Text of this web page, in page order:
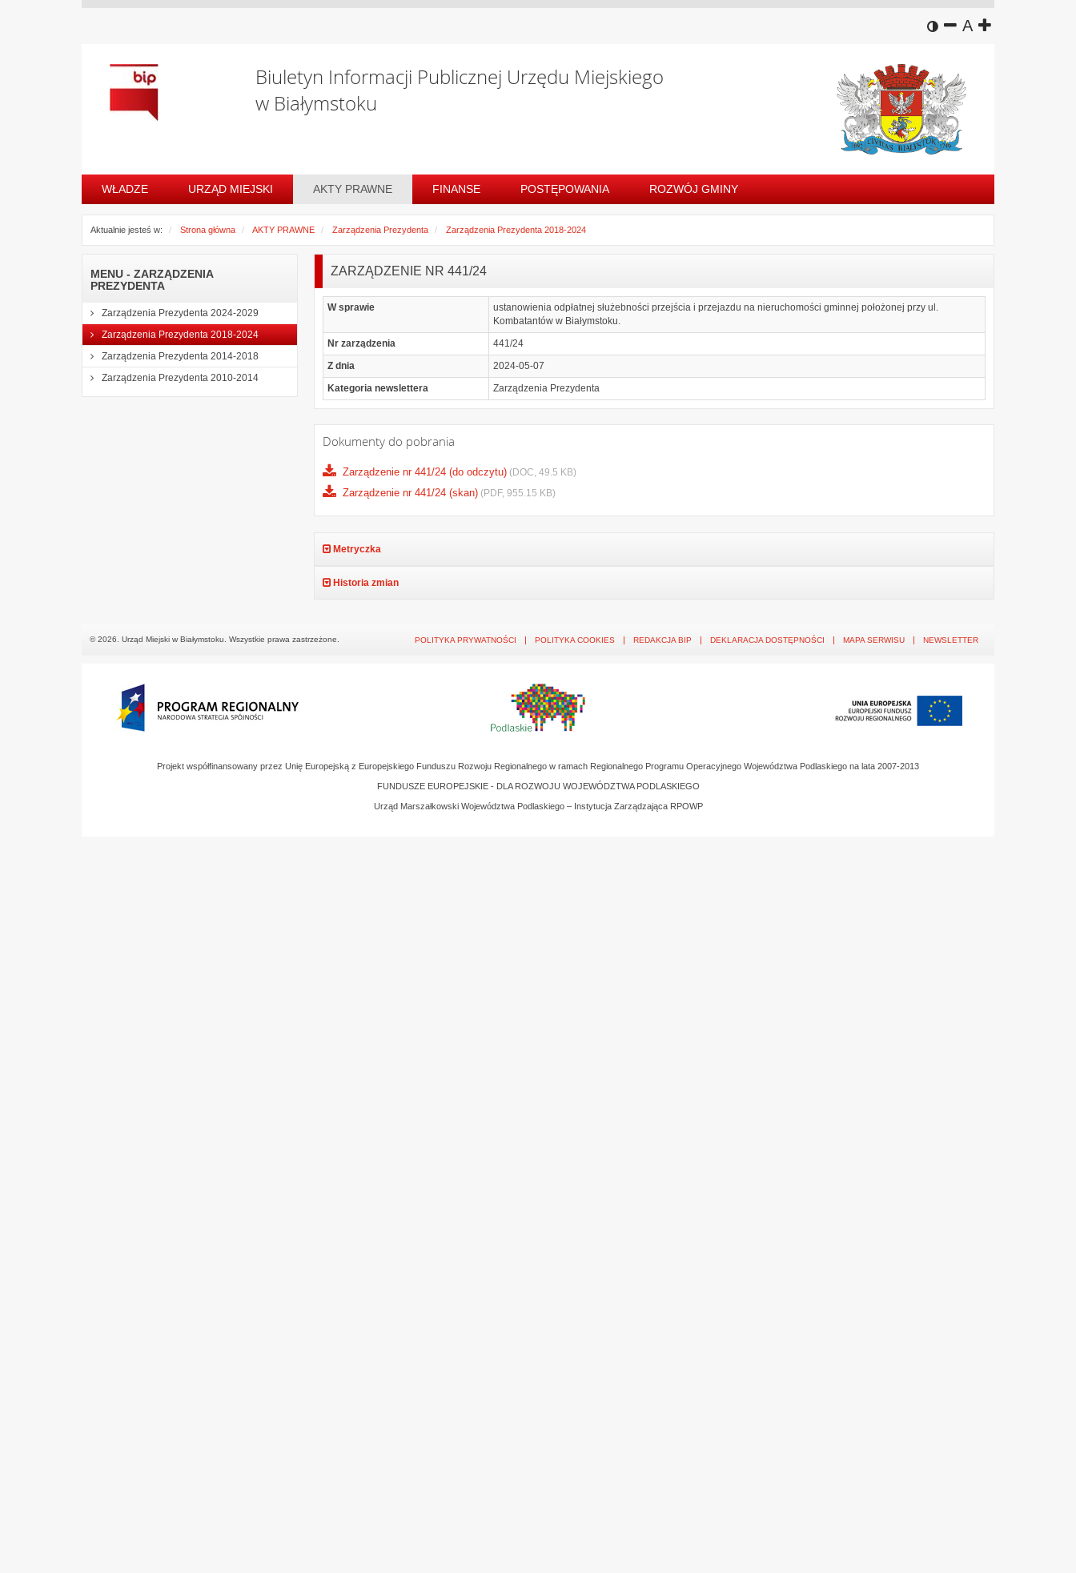
wersja kontrastowa
zmniejsz
Adomyślny
zwiększ
Biuletyn Informacji Publicznej Urzędu Miejskiego
w Białymstoku
WŁADZE URZĄD MIEJSKI AKTY PRAWNE FINANSE POSTĘPOWANIA ROZWÓJ GMINY
Aktualnie jesteś w: Strona główna AKTY PRAWNE Zarządzenia Prezydenta Zarządzenia Prezydenta 2018-2024
MENU - ZARZĄDZENIA
PREZYDENTA
Zarządzenia Prezydenta 2024-2029
Zarządzenia Prezydenta 2018-2024
Zarządzenia Prezydenta 2014-2018
Zarządzenia Prezydenta 2010-2014
ZARZĄDZENIE NR 441/24
W sprawie
ustanowienia odpłatnej służebności przejścia i przejazdu na nieruchomości gminnej położonej przy ul.
Kombatantów w Białymstoku.
Nr zarządzenia
441/24
Z dnia
2024-05-07
Kategoria newslettera
Zarządzenia Prezydenta
Dokumenty do pobrania
Zarządzenie nr 441/24 (do odczytu) (DOC, 49.5 KB)
Zarządzenie nr 441/24 (skan) (PDF, 955.15 KB)
Metryczka
Historia zmian
© 2026. Urząd Miejski w Białymstoku. Wszystkie prawa zastrzeżone. POLITYKA PRYWATNOŚCI POLITYKA COOKIES REDAKCJA BIP DEKLARACJA DOSTĘPNOŚCI MAPA SERWISU NEWSLETTER
Projekt współfinansowany przez Unię Europejską z Europejskiego Funduszu Rozwoju Regionalnego w ramach Regionalnego Programu Operacyjnego Województwa Podlaskiego na lata 2007-2013
FUNDUSZE EUROPEJSKIE - DLA ROZWOJU WOJEWÓDZTWA PODLASKIEGO
Urząd Marszałkowski Województwa Podlaskiego – Instytucja Zarządzająca RPOWP